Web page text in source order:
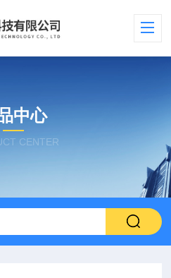
中心
CENTER